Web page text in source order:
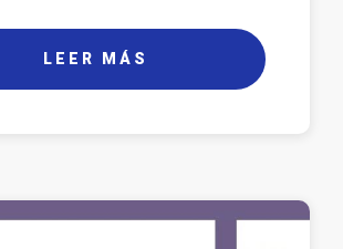
LEER MÁS